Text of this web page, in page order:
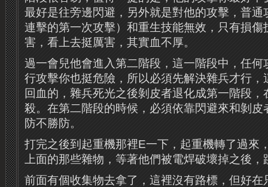
最好是往旁邊閃避，另外就是對他的攻擊，普通
連擊的第一次攻擊）和重生技能無效，只有損傷
害，看上去挺厲害，其實血不厚。
過一會兒他會進入第二階段，這一階段中，任何
行攻擊你也挺危險，所以必須先解決雜兵才行，
回血的，雜兵死光之後剝皮者退化成第一階段
殺。在第二階段的時候，必須依靠閃避來和剝皮
防不勝防。
打完之後到起重機那裡E一下，起重機轉了過來
上面的那些雜物，等著他們被電焊破壞掉之後
前面有個收集物去拿了，這裡沒有路標，但好在